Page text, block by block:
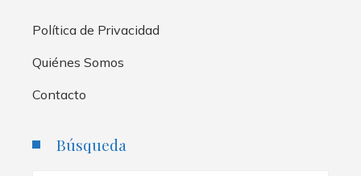
Política de Privacidad
Quiénes Somos
Contacto
Búsqueda